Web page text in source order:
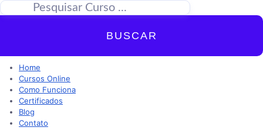
BUSCAR
Home
Cursos Online
Como Funciona
Certificados
Blog
Contato